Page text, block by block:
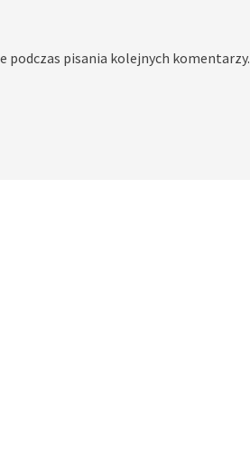
podczas pisania kolejnych komentarzy.